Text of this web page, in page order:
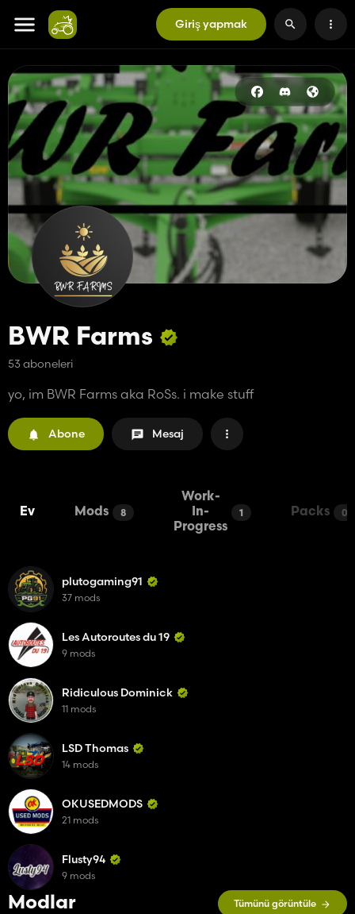
Giriş yapmak
BWR Farms
53 aboneleri
yo, im BWR Farms aka RoSs. i make stuff
Abone Mesaj
Ev Mods 8
Work-
In-
Progress
1 Packs 0
Modlar Tümünü görüntüle
plutogaming91
37 mods
Les Autoroutes du 19
9 mods
Ridiculous Dominick
11 mods
LSD Thomas
14 mods
OKUSEDMODS
21 mods
Flusty94
9 mods